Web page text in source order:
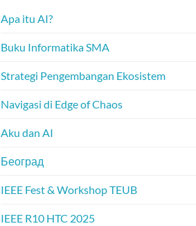
Apa itu AI?
Buku Informatika SMA
Strategi Pengembangan Ekosistem
Navigasi di Edge of Chaos
Aku dan AI
Београд
IEEE Fest & Workshop TEUB
IEEE R10 HTC 2025